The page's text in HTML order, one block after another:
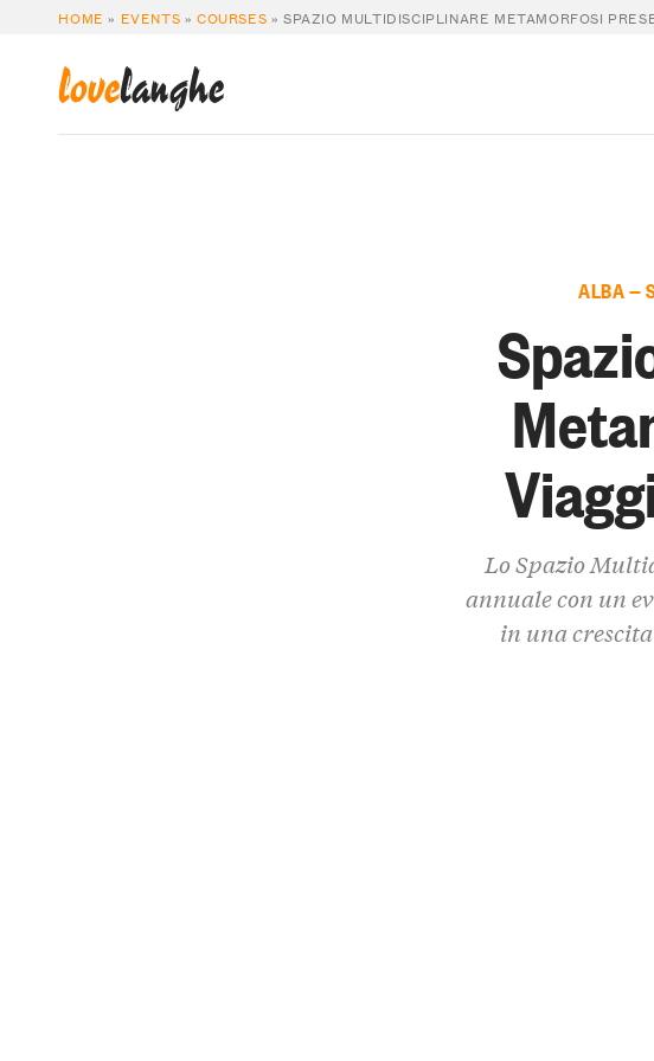
HOME » EVENTS »COURSES » SPAZIO MULTIDISCIPLINARE METAMORFOSI
lovelanghe
ALBA —
Lo Spazio
annuale con un
in una